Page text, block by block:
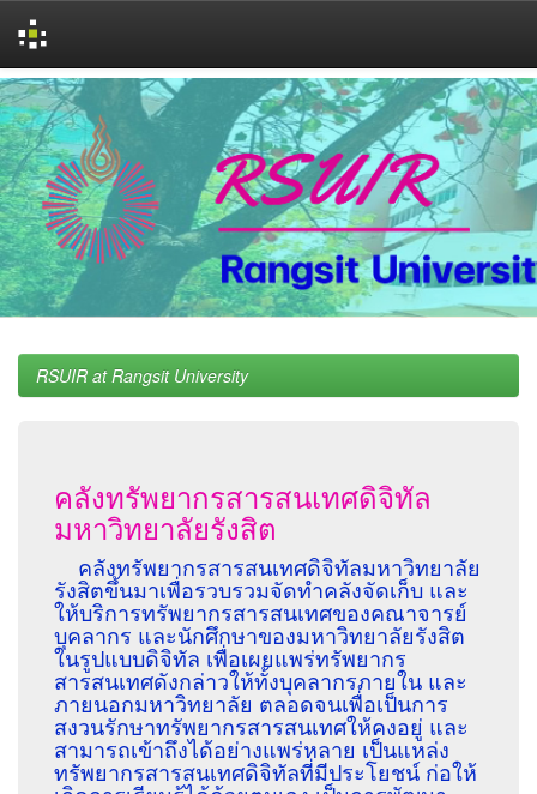
Skip
navigation
RSUIR at Rangsit University
คลังทรัพยากรสารสนเทศดิจิทัล
มหาวิทยาลัยรังสิต
คลังทรัพยากรสารสนเทศดิจิทัลมหาวิทยาลัย
รังสิตขึ้นมาเพื่อรวบรวมจัดทำคลังจัดเก็บ และ
ให้บริการทรัพยากรสารสนเทศของคณาจารย์
บุคลากร และนักศึกษาของมหาวิทยาลัยรังสิต
ในรูปแบบดิจิทัล เพื่อเผยแพร่ทรัพยากร
สารสนเทศดังกล่าวให้ทั้งบุคลากรภายใน และ
ภายนอกมหาวิทยาลัย ตลอดจนเพื่อเป็นการ
สงวนรักษาทรัพยากรสารสนเทศให้คงอยู่ และ
สามารถเข้าถึงได้อย่างแพร่หลาย เป็นแหล่ง
ทรัพยากรสารสนเทศดิจิทัลที่มีประโยชน์ ก่อให้